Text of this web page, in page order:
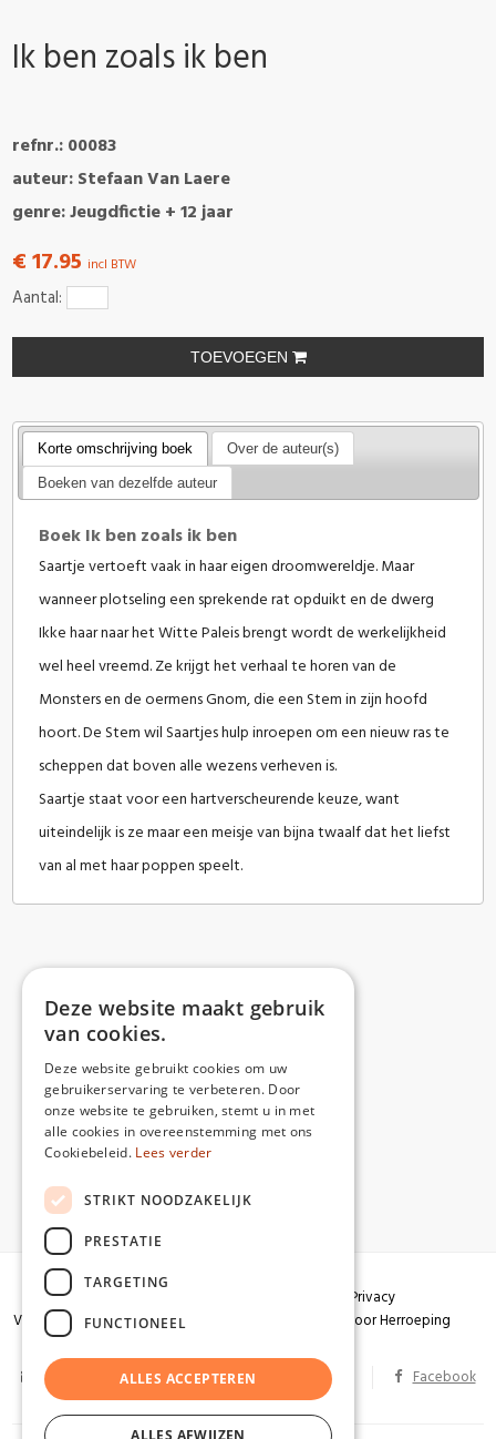
Ik ben zoals ik ben
refnr.: 00083
auteur: Stefaan Van Laere
genre: Jeugdfictie + 12 jaar
€ 17.95 incl BTW
Aantal:
TOEVOEGEN
Korte omschrijving boek Over de auteur(s)
Boeken van dezelfde auteur
Boek Ik ben zoals ik ben
Saartje vertoeft vaak in haar eigen droomwereldje. Maar
wanneer plotseling een sprekende rat opduikt en de dwerg
Ikke haar naar het Witte Paleis brengt wordt de werkelijkheid
wel heel vreemd. Ze krijgt het verhaal te horen van de
Monsters en de oermens Gnom, die een Stem in zijn hoofd
hoort. De Stem wil Saartjes hulp inroepen om een nieuw ras te
scheppen dat boven alle wezens verheven is.
Saartje staat voor een hartverscheurende keuze, want
uiteindelijk is ze maar een meisje van bijna twaalf dat het liefst
van al met haar poppen speelt.
Algemene voorwaarden
Privacy
Verzendingen
Herroepingsrecht Formulier voor Herroeping
info@partizaan.be BTW BE 0586.813.178 Facebook
Deze website maakt gebruik
van cookies.
Deze website gebruikt cookies om uw
gebruikerservaring te verbeteren. Door
onze website te gebruiken, stemt u in met
alle cookies in overeenstemming met ons
Cookiebeleid. Lees verder
STRIKT NOODZAKELIJK
PRESTATIE
TARGETING
FUNCTIONEEL
ALLES ACCEPTEREN
ALLES AFWIJZEN